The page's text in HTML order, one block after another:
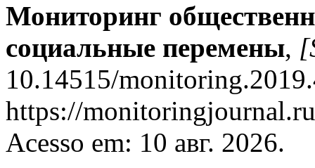
Мониторинг
социальные перемены,
10.14515/
https://
Acesso em: 10 авг. 2026.